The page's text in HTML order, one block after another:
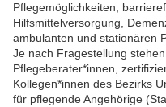
Pflegemöglichkeiten,
Hilfsmittelversorgung,
ambulanten und stationären
Je nach Fragestellung
Pflegeberater*innen,
Kollegen*innen des Bezirks
für pflegende Angehörige